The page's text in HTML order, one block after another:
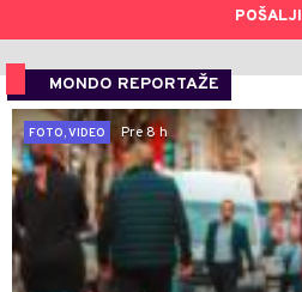
POŠALJI
MONDO REPORTAŽE
FOTO, VIDEO
Pre 8 h